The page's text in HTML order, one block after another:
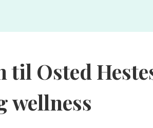
til Osted
wellness